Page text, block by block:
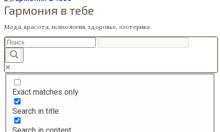
Гармония в тебе
Мода, красота, психология, здоровье, эзотерика
Exact matches only
Search in title